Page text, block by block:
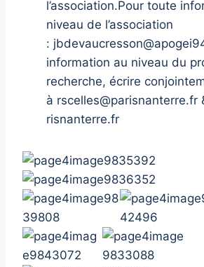
l’association.Pour toute
niveau de l’association
:
information au niveau du
recherche, écrire
à rscelles@parisnanterre.fr
risnanterre.fr